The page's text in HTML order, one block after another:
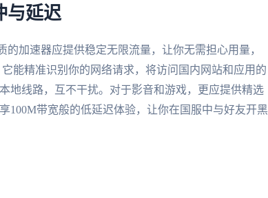
与延迟
加速器应提供稳定无限流量，让你无需担心用量，
能精准识别你的网络请求，将访问国内网站和应用的
地线路，互不干扰。对于影音和游戏，更应提供精选
100M带宽般的低延迟体验，让你在国服中与好友开黑